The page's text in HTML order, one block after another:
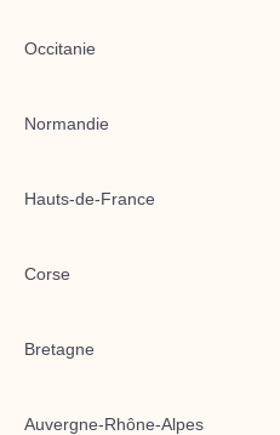
Occitanie
Normandie
Hauts-de-France
Corse
Bretagne
Auvergne-Rhône-Alpes